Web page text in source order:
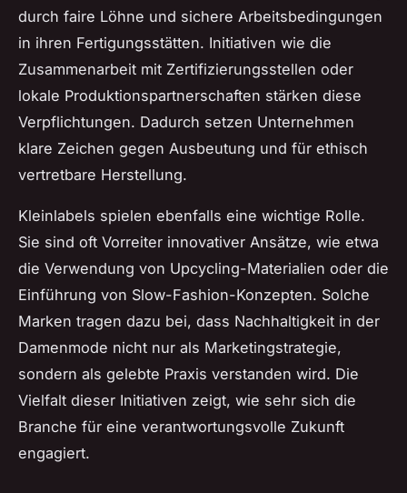
durch faire Löhne und sichere Arbeitsbedingungen
in ihren Fertigungsstätten. Initiativen wie die
Zusammenarbeit mit Zertifizierungsstellen oder
lokale Produktionspartnerschaften stärken diese
Verpflichtungen. Dadurch setzen Unternehmen
klare Zeichen gegen Ausbeutung und für ethisch
vertretbare Herstellung.
Kleinlabels spielen ebenfalls eine wichtige Rolle.
Sie sind oft Vorreiter innovativer Ansätze, wie etwa
die Verwendung von Upcycling-Materialien oder die
Einführung von Slow-Fashion-Konzepten. Solche
Marken tragen dazu bei, dass Nachhaltigkeit in der
Damenmode nicht nur als Marketingstrategie,
sondern als gelebte Praxis verstanden wird. Die
Vielfalt dieser Initiativen zeigt, wie sehr sich die
Branche für eine verantwortungsvolle Zukunft
engagiert.